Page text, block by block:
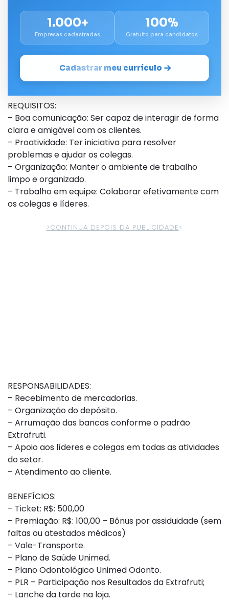
1.000+
Empresas cadastradas
100%
Gratuito para candidatos
Cadastrar meu currículo
REQUISITOS:
– Boa comunicação: Ser capaz de interagir de forma
clara e amigável com os clientes.
– Proatividade: Ter iniciativa para resolver
problemas e ajudar os colegas.
– Organização: Manter o ambiente de trabalho
limpo e organizado.
– Trabalho em equipe: Colaborar efetivamente com
os colegas e líderes.
>CONTINUA DEPOIS DA PUBLICIDADE<
RESPONSABILIDADES:
– Recebimento de mercadorias.
– Organização do depósito.
– Arrumação das bancas conforme o padrão
Extrafruti.
– Apoio aos líderes e colegas em todas as atividades
do setor.
– Atendimento ao cliente.
BENEFÍCIOS:
– Ticket: R$: 500,00
– Premiação: R$: 100,00 – Bônus por assiduidade (sem
faltas ou atestados médicos)
– Vale-Transporte.
– Plano de Saúde Unimed.
– Plano Odontológico Unimed Odonto.
– PLR – Participação nos Resultados da Extrafruti;
– Lanche da tarde na loja.